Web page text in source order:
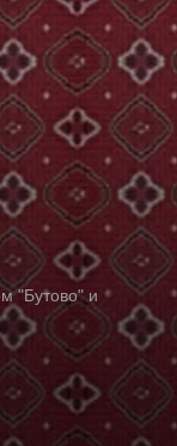
"Бутово" и